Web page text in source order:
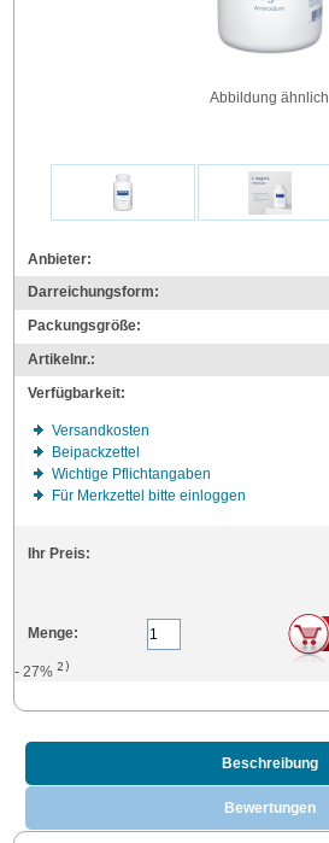
Abbildung ähnlich
Anbieter:
Darreichungsform:
Packungsgröße:
Artikelnr.:
Verfügbarkeit:
Versandkosten
Beipackzettel
Wichtige Pflichtangaben
Für Merkzettel bitte einloggen
Ihr Preis:
Menge:
- 27%2)
Beschreibung
Bewertungen